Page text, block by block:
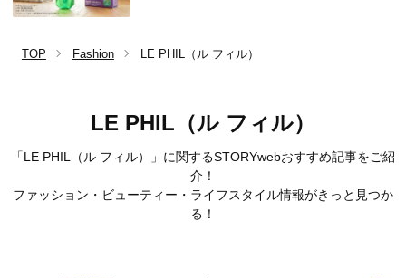
TOP Fashion LE PHIL（ル フィル）
LE PHIL（ル フィル）
「LE PHIL（ル フィル）」に関するSTORYwebおすすめ記事をご紹
介！
ファッション・ビューティー・ライフスタイル情報がきっと見つか
る！